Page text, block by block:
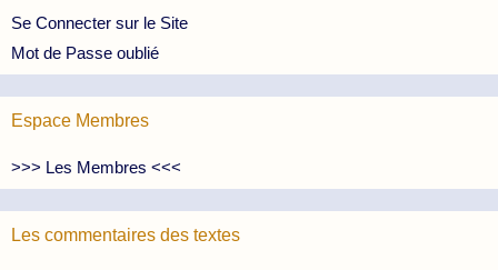
Se Connecter sur le Site
Mot de Passe oublié
Espace Membres
>>> Les Membres <<<
Les commentaires des textes